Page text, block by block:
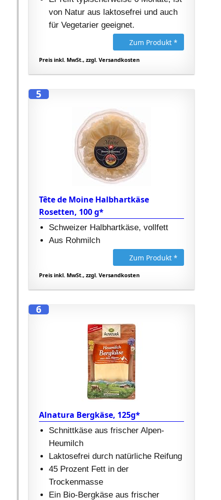
von Natur aus laktosefrei und auch
für Vegetarier geeignet.
Zum Produkt *
Preis inkl. MwSt., zzgl. Versandkosten
5
Tête de Moine Halbhartkäse
Rosetten, 100 g*
Schweizer Halbhartkäse, vollfett
Aus Rohmilch
Zum Produkt *
Preis inkl. MwSt., zzgl. Versandkosten
6
Alnatura Bergkäse, 125g*
Schnittkäse aus frischer Alpen-
Heumilch
Laktosefrei durch natürliche Reifung
45 Prozent Fett in der
Trockenmasse
Ein Bio-Bergkäse aus frischer